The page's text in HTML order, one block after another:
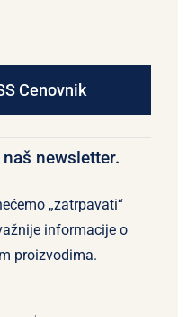
Cenovnik
newsletter.
„zatrpavati“
informacije o
proizvodima.